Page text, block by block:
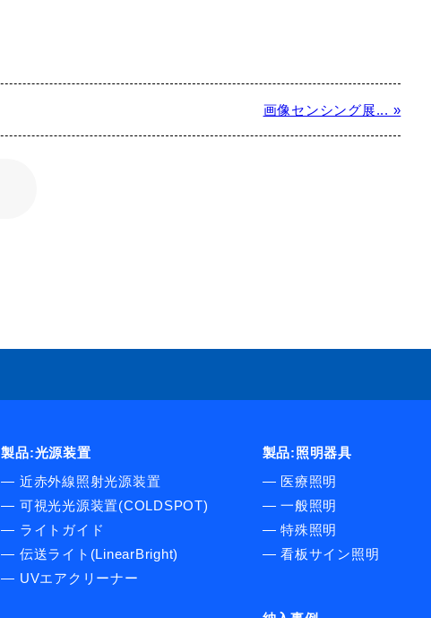
画像センシング展... »
製品:光源装置
― 近赤外線照射光源装置
― 可視光光源装置(COLDSPOT)
― ライトガイド
― 伝送ライト(LinearBright)
― UVエアクリーナー
製品:照明器具
― 医療照明
― 一般照明
― 特殊照明
― 看板サイン照明